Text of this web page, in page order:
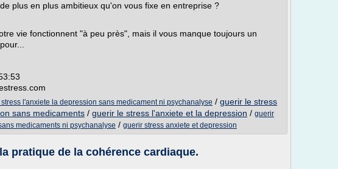
plus en plus ambitieux qu'on vous fixe en entreprise ?
vie fonctionnent "à peu près", mais il vous manque toujours un
l'anxiete la depression sans medicament ni psychanalyse / guerir le stress
sans medicaments / guerir le stress l'anxiete et la depression / guerir
medicaments ni psychanalyse / guerir stress anxiete et depression
pratique de la cohérence cardiaque.